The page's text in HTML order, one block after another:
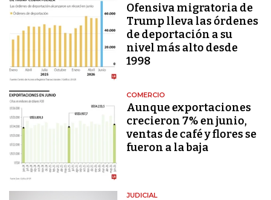
Ofensiva migratoria de
Trump lleva las órdenes
de deportación a su
nivel más alto desde
1998
COMERCIO
Aunque exportaciones
crecieron 7% en junio,
ventas de café y flores se
fueron a la baja
JUDICIAL